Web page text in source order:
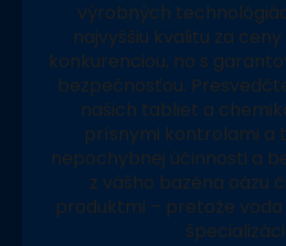
výrobných
najvyššiu kvalitu za
konkurenciou, no s
bezpečnosťou.
našich tabliet a
prísnymi kontrolami a
nepochybnej účinnosti a
z vášho bazéna oázu
produktmi – pretože voda